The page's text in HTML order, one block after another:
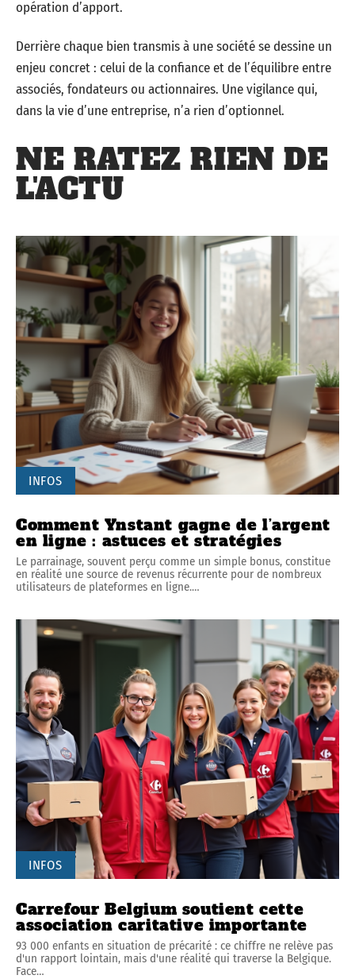
opération d’apport.
Derrière chaque bien transmis à une société se dessine un
enjeu concret : celui de la confiance et de l’équilibre entre
associés, fondateurs ou actionnaires. Une vigilance qui,
dans la vie d’une entreprise, n’a rien d’optionnel.
NE RATEZ RIEN DE
L'ACTU
INFOS
Comment Ynstant gagne de l’argent
en ligne : astuces et stratégies
Le parrainage, souvent perçu comme un simple bonus, constitue
en réalité une source de revenus récurrente pour de nombreux
utilisateurs de plateformes en ligne.…
INFOS
Carrefour Belgium soutient cette
association caritative importante
93 000 enfants en situation de précarité : ce chiffre ne relève pas
d'un rapport lointain, mais d'une réalité qui traverse la Belgique.
Face…